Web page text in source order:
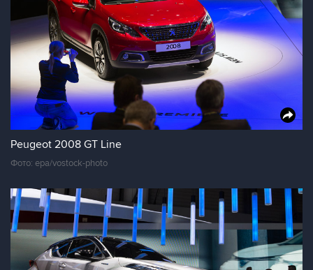
Peugeot 2008 GT Line
Фото: epa/vostock-photo